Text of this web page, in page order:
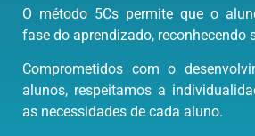
O método 5Cs permite que o
fase do aprendizado, reconhecendo
Comprometidos com o
alunos, respeitamos a
as necessidades de cada aluno.